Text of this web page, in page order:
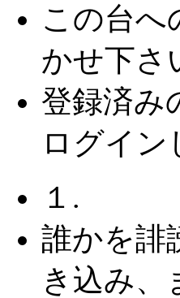
この台へ
かせ下さ
登録済み
ログイン
１.
誰かを誹
き込み、